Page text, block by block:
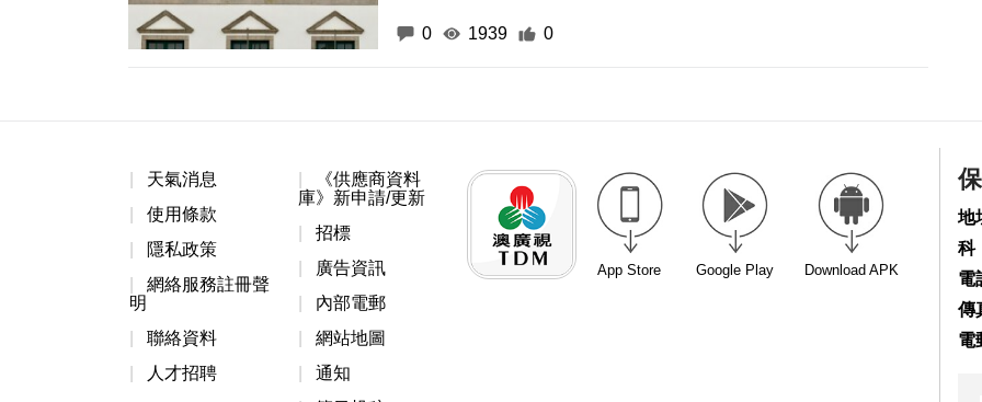
0 1939 0
天氣消息
使用條款
隱私政策
網絡服務註冊聲
明
聯絡資料
人才招聘
《供應商資料
庫》新申請/更新
招標
廣告資訊
內部電郵
網站地圖
通知
App Store Google Play Download APK
地
科
電
傳
電